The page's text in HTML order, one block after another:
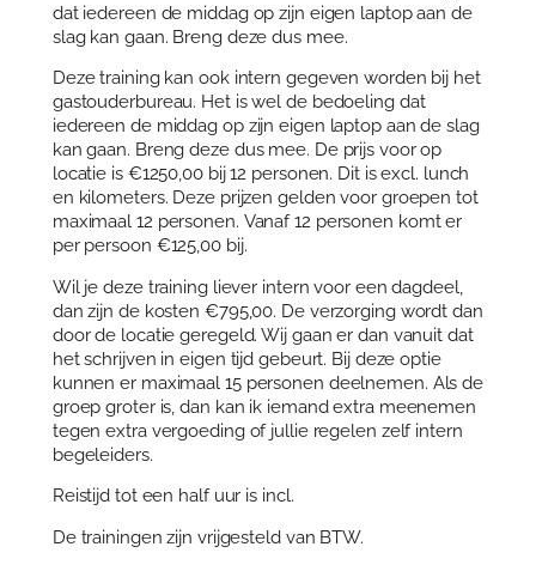
dat iedereen de middag op zijn eigen laptop aan de
slag kan gaan. Breng deze dus mee.
Deze training kan ook intern gegeven worden bij het
gastouderbureau. Het is wel de bedoeling dat
iedereen de middag op zijn eigen laptop aan de slag
kan gaan. Breng deze dus mee. De prijs voor op
locatie is €1250,00 bij 12 personen. Dit is excl. lunch
en kilometers. Deze prijzen gelden voor groepen tot
maximaal 12 personen. Vanaf 12 personen komt er
per persoon €125,00 bij.
Wil je deze training liever intern voor een dagdeel,
dan zijn de kosten €795,00. De verzorging wordt dan
door de locatie geregeld. Wij gaan er dan vanuit dat
het schrijven in eigen tijd gebeurt. Bij deze optie
kunnen er maximaal 15 personen deelnemen. Als de
groep groter is, dan kan ik iemand extra meenemen
tegen extra vergoeding of jullie regelen zelf intern
begeleiders.
Reistijd tot een half uur is incl.
De trainingen zijn vrijgesteld van BTW.